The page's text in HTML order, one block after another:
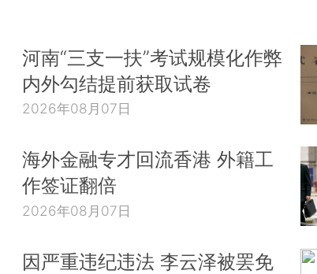
河南“三支一扶”考试规模化作弊
内外勾结提前获取试卷
2026年08月07日
海外金融专才回流香港 外籍工
作签证翻倍
2026年08月07日
因严重违纪违法 李云泽被罢免